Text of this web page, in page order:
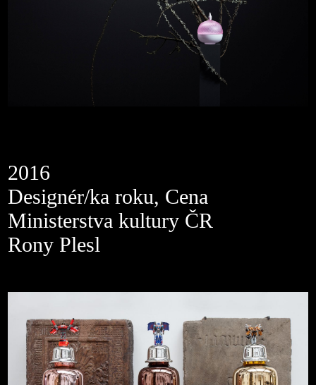
2016
Designér/ka roku, Cena
Ministerstva kultury ČR
Rony Plesl